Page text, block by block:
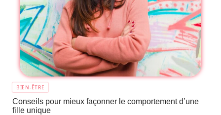
BIEN-ÊTRE
Conseils pour mieux façonner le comportement d’une
fille unique